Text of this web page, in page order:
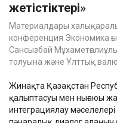
жетістіктері»
Материалдары
конференция Экономика
Сансызбай
толуына және Ұлттық
Жинақта Қазақстан
қалыптасуы мен нығаюы
интеграциялау мәселелері